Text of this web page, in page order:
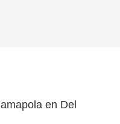
en Del